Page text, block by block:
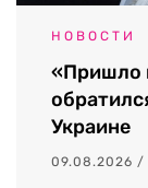
НОВОСТИ
«Пришло
Украине
09.08.2026 /